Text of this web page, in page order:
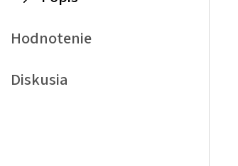
Hodnotenie
Diskusia